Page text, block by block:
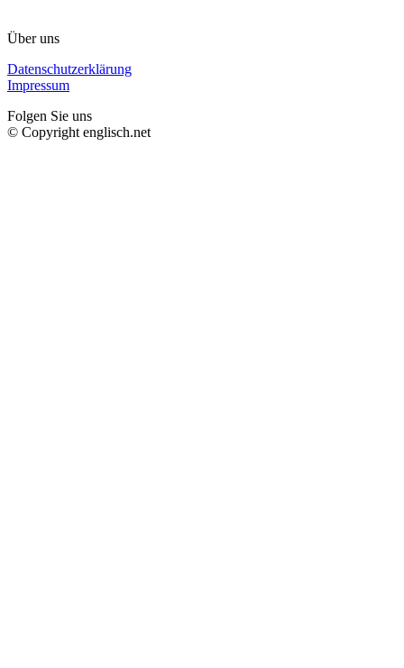
Über uns
Datenschutzerklärung
Impressum
Folgen Sie uns
© Copyright englisch.net